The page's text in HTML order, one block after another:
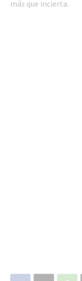
más que incierta.